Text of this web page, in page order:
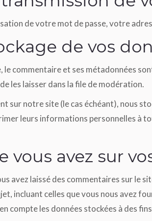
de votre mot de passe, votre
de vos
le commentaire et ses métadonnées
les laisser dans la file de modération.
sur notre site (le cas échéant), nous
leurs informations personnelles à
vous avez sur
avez laissé des commentaires sur
incluant celles que vous nous avez
compte les données stockées à des